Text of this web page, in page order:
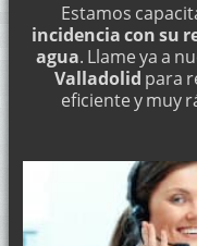
Estamos
incidencia con su
agua. Llame ya a
Valladolid para
eficiente y muy